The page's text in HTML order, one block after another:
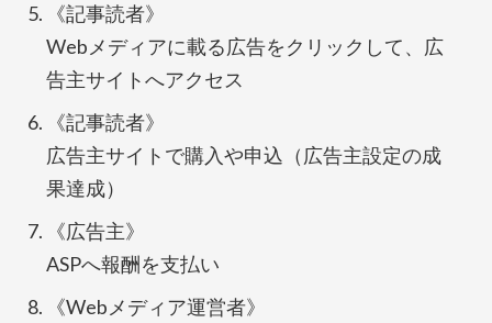
《記事読者》
Webメディアに載る広告をクリックして、広
告主サイトへアクセス
《記事読者》
広告主サイトで購入や申込（広告主設定の成
果達成）
《広告主》
ASPへ報酬を支払い
《Webメディア運営者》